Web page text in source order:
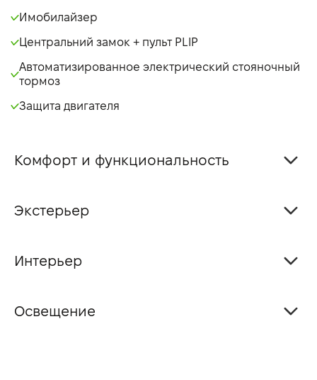
Имобилайзер
Центральний замок + пульт PLIP
Автоматизированное электрический стояночный
тормоз
Защита двигателя
Комфорт и функциональность
Экстерьер
Интерьер
Освещение